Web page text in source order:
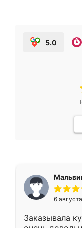
5.0
6
Заказывала